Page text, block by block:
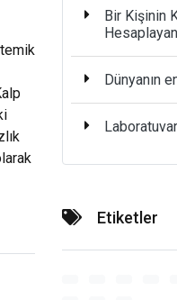
Bir Kişinin
Dünyanın
Etiketler